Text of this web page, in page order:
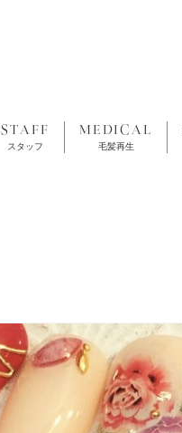
STAFF
スタッフ
MEDICAL
毛髪再生